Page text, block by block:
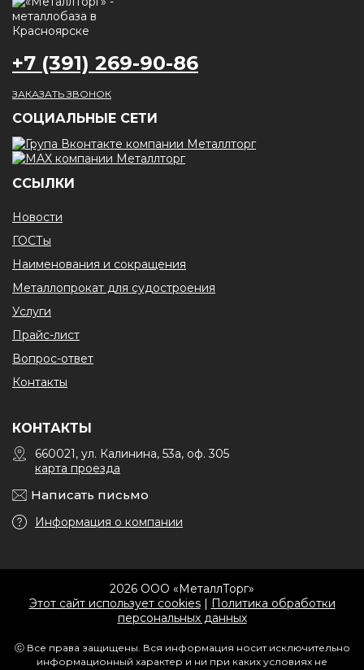
+7 (391) 269-90-86
ЗАКАЗАТЬ ЗВОНОК
CОЦИАЛЬНЫЕ СЕТИ
ССЫЛКИ
Новости
ГОСТы
Наименования и сокращения
Металлопрокат для судостроения
Услуги
Прайс-лист
Вопрос-ответ
Контакты
КОНТАКТЫ
660021, ул. Калинина, 53а, оф. 305
карта проезда
Написать письмо
Информация о компании
2026 ООО «МеталлТорг»
Этот сайт использует cookies| Политика обработки
персональных данных
ⓒ Все права защищены. Вся информация носит исключительно
информационный характер и ни при каких условиях не